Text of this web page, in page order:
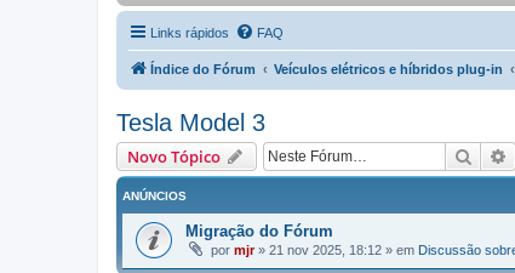
Links rápidos FAQ
Índice do Fórum Veículos elétricos e híbridos plug-in
Tesla Model 3
Novo Tópico
ANÚNCIOS
Migração do Fórum
por mjr» 21 nov 2025, 18:12 » em Discussão